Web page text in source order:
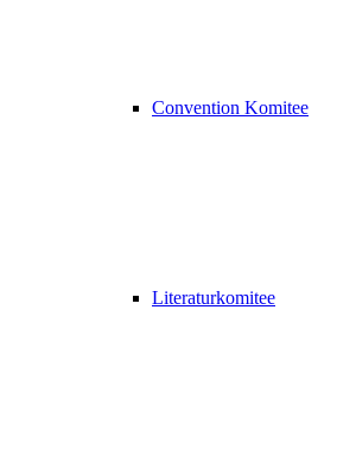
Convention Komitee
Literaturkomitee